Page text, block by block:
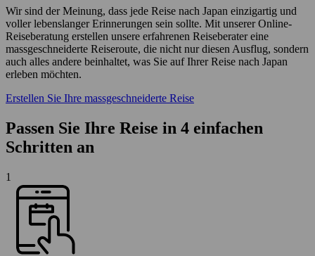
Wir sind der Meinung, dass jede Reise nach Japan einzigartig und
voller lebenslanger Erinnerungen sein sollte. Mit unserer Online-
Reiseberatung erstellen unsere erfahrenen Reiseberater eine
massgeschneiderte Reiseroute, die nicht nur diesen Ausflug, sondern
auch alles andere beinhaltet, was Sie auf Ihrer Reise nach Japan
erleben möchten.
Erstellen Sie Ihre massgeschneiderte Reise
Passen Sie Ihre Reise in 4 einfachen
Schritten an
1